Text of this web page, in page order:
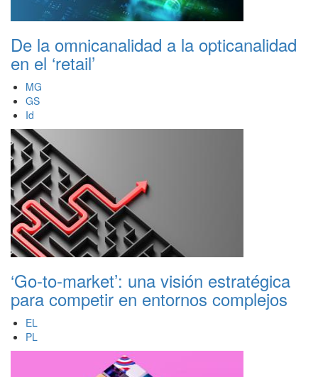
De la omnicanalidad a la opticanalidad
en el ‘retail’
MG
GS
Id
‘Go-to-market’: una visión estratégica
para competir en entornos complejos
EL
PL